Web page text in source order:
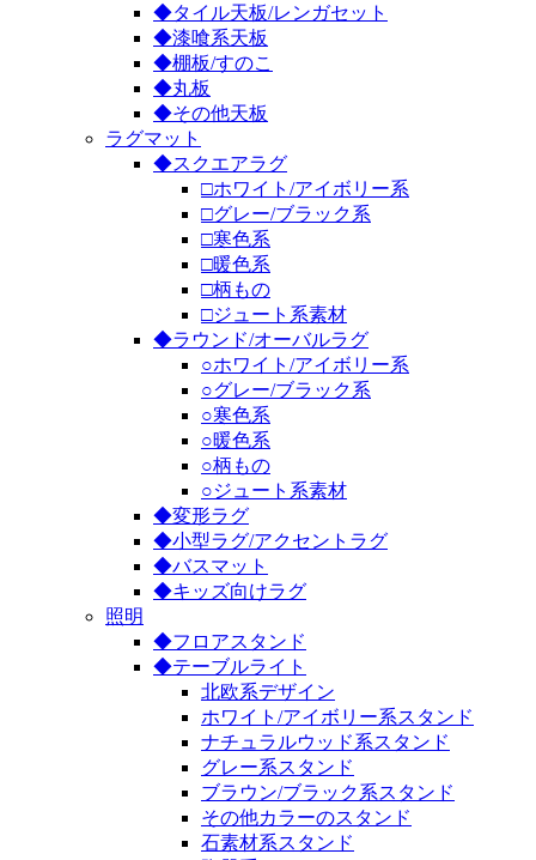
◆タイル天板/レンガセット
◆漆喰系天板
◆棚板/すのこ
◆丸板
◆その他天板
ラグマット
◆スクエアラグ
□ホワイト/アイボリー系
□グレー/ブラック系
□寒色系
□暖色系
□柄もの
□ジュート系素材
◆ラウンド/オーバルラグ
○ホワイト/アイボリー系
○グレー/ブラック系
○寒色系
○暖色系
○柄もの
○ジュート系素材
◆変形ラグ
◆小型ラグ/アクセントラグ
◆バスマット
◆キッズ向けラグ
照明
◆フロアスタンド
◆テーブルライト
北欧系デザイン
ホワイト/アイボリー系スタンド
ナチュラルウッド系スタンド
グレー系スタンド
ブラウン/ブラック系スタンド
その他カラーのスタンド
石素材系スタンド